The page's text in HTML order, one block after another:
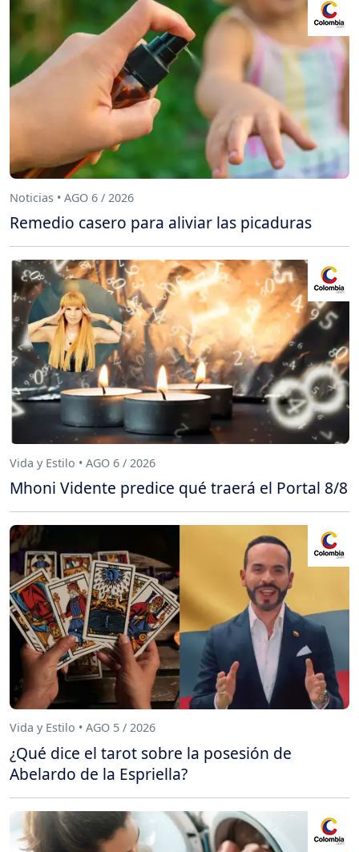
Noticias • AGO 6 / 2026
Remedio casero para aliviar las picaduras
Vida y Estilo • AGO 6 / 2026
Mhoni Vidente predice qué traerá el Portal 8/8
Vida y Estilo • AGO 5 / 2026
¿Qué dice el tarot sobre la posesión de
Abelardo de la Espriella?